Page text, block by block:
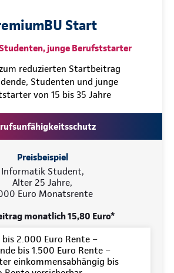
Start
junge Berufststarter
reduzierten Startbeitrag
Studenten und junge
von 15 bis 35 Jahre
Preisbeispiel
Informatik Student,
Alter 25 Jahre,
Euro Monatsrente
monatlich 15,80 Euro*
2.000 Euro Rente –
bis 1.500 Euro Rente –
einkommensabhängig bis